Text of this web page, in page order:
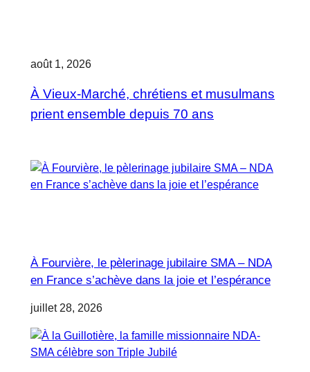
août 1, 2026
À Vieux-Marché, chrétiens et musulmans
prient ensemble depuis 70 ans
À Fourvière, le pèlerinage jubilaire SMA – NDA
en France s’achève dans la joie et l’espérance
juillet 28, 2026